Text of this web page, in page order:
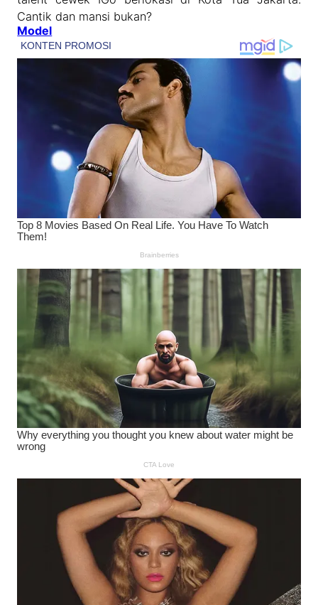
Cantik dan mansi bukan?
Model